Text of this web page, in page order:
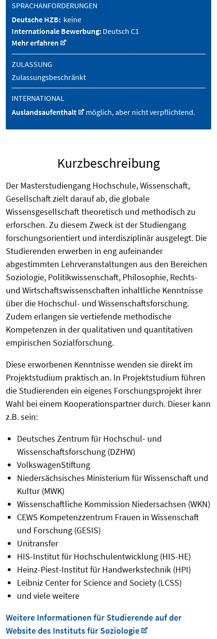
SPRACHANFORDERUNGEN
Deutsche HZB: keine
Internationale Bewerbung: Deutsch C1
Mehr erfahren
ZULASSUNG
Zulassungsbeschränkt
INTERNATIONAL
Auslandsaufenthalt
möglich, aber nicht verpflichtend.
Kurzbeschreibung
Der Masterstudiengang Hochschule, Wissenschaft,
Gesellschaft zielt darauf ab, die globale
Wissensgesellschaft theoretisch und methodisch zu
erforschen. Zu diesem Zweck ist der Studiengang
forschungsorientiert und interdisziplinär ausgelegt. Die
Studierenden erwerben in eng aufeinander
abgestimmten Lehrveranstaltungen aus den Bereichen
Soziologie, Politikwissenschaft, Philosophie, Rechts-
und Wirtschaftswissenschaften inhaltliche Kenntnisse
über die Hochschul- und Wissenschaftsforschung.
Zudem erlangen sie vertiefende methodische
Kompetenzen in der qualitativen und quantitativen
empirischen Sozialforschung.
Diese erworbenen Kenntnisse wenden sie direkt im
Projektstudium praktisch an. In Projektstudium führen
die Studierenden ein eigenes Forschungsprojekt ihrer
Wahl bei einem Kooperationspartner durch. Dieser kann
z.B. sein:
Deutsches Zentrum für Hochschul- und
Wissenschaftsforschung (DZHW)
VolkswagenStiftung
Niedersächsisches Ministerium für Wissenschaft und
Kultur (MWK)
Wissenschaftliche Kommission Niedersachsen (WKN)
CEWS Kompetenzzentrum Frauen in Wissenschaft
und Forschung (GESIS)
Unitransfer
HIS-Institut für Hochschulentwicklung (HIS-HE)
Heinz-Piest-Institut für Handwerkstechnik (HPI)
Leibniz Center for Science and Society (LCSS)
und viele weitere
Weitere Informationen für Studierende auf der
Website des Instituts für Soziologie